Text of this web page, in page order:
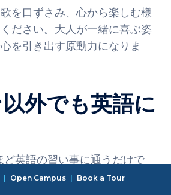
を口ずさみ、心から楽しむ様
ださい。大人が一緒に喜ぶ姿
を引き出す原動力になりま
外でも英語に
ど英語の習い事に通うだけで
るためのインプット量がどう
| Open Campus | Book a Tour